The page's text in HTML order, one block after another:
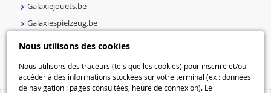
Nous utilisons des cookies
Nous utilisons des traceurs (tels que les cookies) pour inscrire et/ou
accéder à des informations stockées sur votre terminal (ex : données
de navigation : pages consultées, heure de connexion). Le
Galaxiejouets.be
Galaxiespielzeug.be